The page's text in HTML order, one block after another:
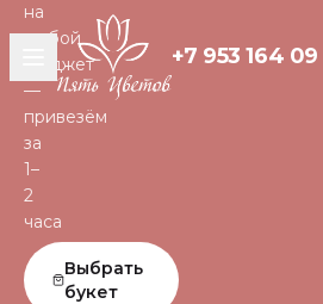
+7 953 164
на
любой
бюджет
—
привезём
за
1–
2
часа
Выбрать
букет